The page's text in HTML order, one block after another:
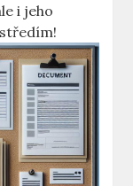
i jeho